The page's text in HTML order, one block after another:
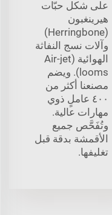
على شكل حبّات
هيرينغبون
(Herringbone)
وآلات نسج النفاثة
الهوائية (Air-jet
looms). ويضم
مصنعنا أكثر من
٤٠٠ عاملٍ ذوي
مهارات عالية.
وتُفَحَّص جميع
الأقمشة بدقة قبل
تغليفها.